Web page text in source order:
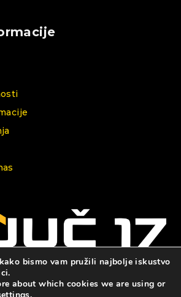
© 2026 KLJUČ 17
bismo vam pružili najbolje iskustvo
about which cookies we are using or